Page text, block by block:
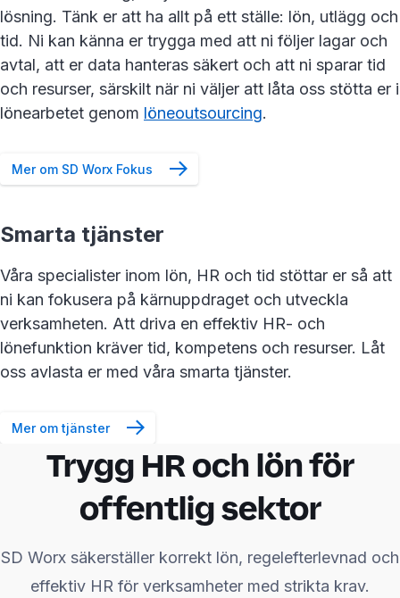
lösning. Tänk er att ha allt på ett ställe: lön, utlägg och
tid. Ni kan känna er trygga med att ni följer lagar och
avtal, att er data hanteras säkert och att ni sparar tid
och resurser, särskilt när ni väljer att låta oss stötta er i
lönearbetet genom löneoutsourcing.
Mer om SD Worx Fokus
Smarta tjänster
Våra specialister inom lön, HR och tid stöttar er så att
ni kan fokusera på kärnuppdraget och utveckla
verksamheten. Att driva en effektiv HR- och
lönefunktion kräver tid, kompetens och resurser. Låt
oss avlasta er med våra smarta tjänster.
Mer om tjänster
Trygg HR och lön för
offentlig sektor
SD Worx säkerställer korrekt lön, regelefterlevnad och
effektiv HR för verksamheter med strikta krav.